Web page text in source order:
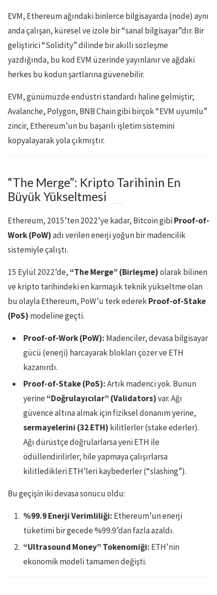
EVM, Ethereum ağındaki binlerce bilgisayarda (node) aynı
anda çalışan, küresel ve izole bir “sanal bilgisayar”dır. Bir
geliştirici “Solidity” dilinde bir akıllı sözleşme
yazdığında, bu kod EVM üzerinde yayınlanır ve ağdaki
herkes bu kodun şartlarına güvenebilir.
EVM, günümüzde endüstri standardı haline gelmiştir;
Avalanche, Polygon, BNB Chain gibi birçok “EVM uyumlu”
zincir, Ethereum’un bu başarılı işletim sistemini
kopyalayarak yola çıkmıştır.
“The Merge”: Kripto Tarihinin En
Büyük Yükseltmesi
Ethereum, 2015’ten 2022’ye kadar, Bitcoin gibiProof-of-
Work (PoW)adı verilen enerji yoğun bir madencilik
sistemiyle çalıştı.
15 Eylül 2022’de,“The Merge” (Birleşme)olarak bilinen
ve kripto tarihindeki en karmaşık teknik yükseltme olan
bu olayla Ethereum, PoW’u terk ederekProof-of-Stake
(PoS) modeline geçti.
Proof-of-Work (PoW): Madenciler, devasa bilgisayar
gücü (enerji) harcayarak blokları çözer ve ETH
kazanırdı.
Proof-of-Stake (PoS):Artık madenci yok. Bunun
yerine“Doğrulayıcılar” (Validators)var. Ağı
güvence altına almak için fiziksel donanım yerine,
sermayelerini (32 ETH) kilitlerler (stake ederler).
Ağı dürüstçe doğrularlarsa yeni ETH ile
ödüllendirilirler; hile yapmaya çalışırlarsa
kilitledikleri ETH’leri kaybederler (“slashing”).
Bu geçişin iki devasa sonucu oldu:
%99.9 Enerji Verimliliği: Ethereum’un enerji
tüketimi bir gecede %99.9’dan fazla azaldı.
“Ultrasound Money” Tokenomiği: ETH’nin
ekonomik modeli tamamen değişti.